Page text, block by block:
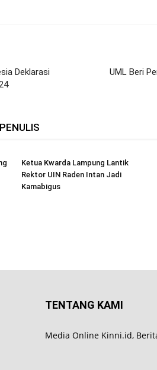
Deklarasi
UML Beri
Ketua Kwarda Lampung Lantik
Rektor UIN Raden Intan Jadi
Kamabigus
TENTANG KAMI
Media Online Kinni.id,